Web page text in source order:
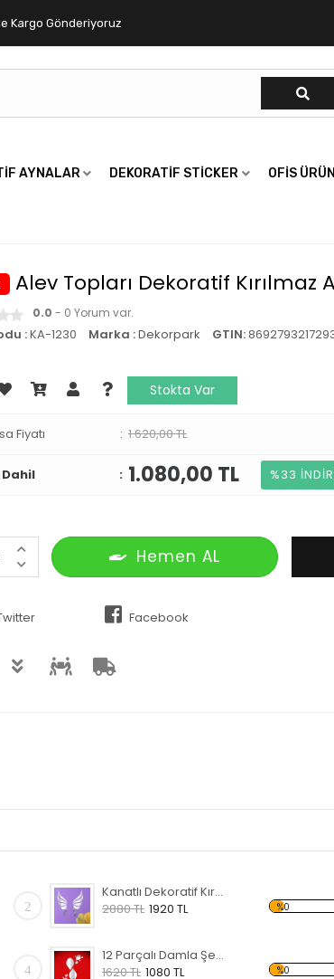
Kargo Gönderiyoruz
AYNALAR DEKORATIF STICKER OFIS
Alev Topları Dekoratif Kırılmaz
0.0 - 0 Yorum var.
:KA-1230 Marka :Dekorpark GTIN:
Stokta Var
Fiyatı 1.620,00 TL
Dahil 1.080,00 TL %33
Hemen AL
Facebook
2
Kanatlı Dekoratif Kırılmaz Ayna
2880 TL 1920 TL %0
4
12 Parçalı Damla Şekilli Dekoratif Kırılmaz Ayna
1620 TL 1080 TL %0